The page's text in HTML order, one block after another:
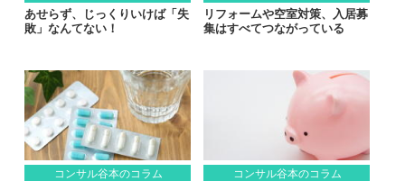
あせらず、じっくりいけば「失
敗」なんてない！
リフォームや空室対策、入居募
集はすべてつながっている
コンサル谷本のコラム コンサル谷本のコラム